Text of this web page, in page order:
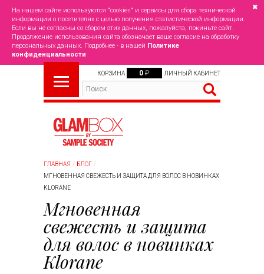
На нашем сайте используются "cookies" и сервисы для сбора технической
информации о посетителях с целью получения статистической информации.
Если вы не согласны со сбором этих данных, пожалуйста, покиньте сайт.
Продолжение использования сайта обозначает ваше согласие на обработку
персональных данных. Подробнее - в нашей Политике
конфиденциальности
✖
КОРЗИНА 0 ₽ ЛИЧНЫЙ КАБИНЕТ
ГЛАВНАЯ
БЛОГ
МГНОВЕННАЯ СВЕЖЕСТЬ И ЗАЩИТА ДЛЯ ВОЛОС В НОВИНКАХ
KLORANE
Мгновенная
свежесть и защита
для волос в новинках
Klorane